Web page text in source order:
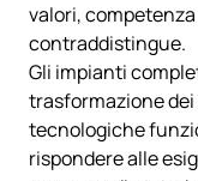
valori,
contraddistingue.
Gli impianti
trasformazione
tecnologiche
rispondere alle